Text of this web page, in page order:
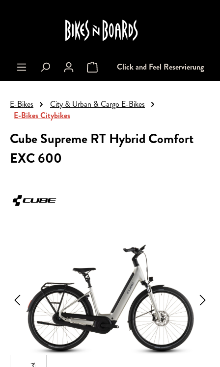
Warenkorb enthält 0 Positionen. Der
Click and Feel Reservierung
E-Bikes
City & Urban & Cargo E-Bikes
E-Bikes Citybikes
Cube Supreme RT Hybrid Comfort
EXC 600